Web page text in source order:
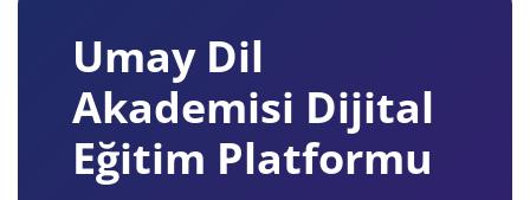
Umay Dil
Akademisi Dijital
Eğitim Platformu